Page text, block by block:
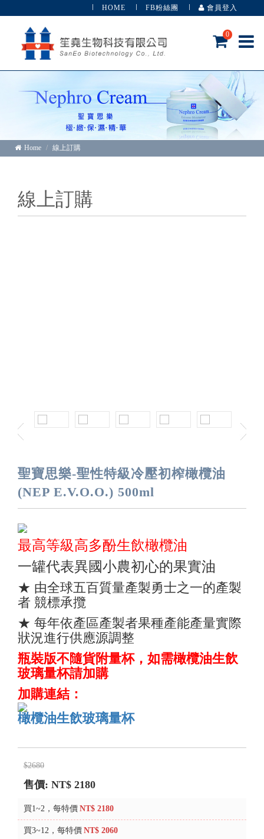
0
HOME FB粉絲團 會員登入
Home 線上訂購
線上訂購
聖寶思樂-聖性特級冷壓初榨橄欖油
(NEP E.V.O.O.) 500ml
最高等級高多酚生飲橄欖油
一罐代表異國小農初心的果實油
★ 由全球五百質量產製勇士之一的產製
者 競標承攬
★ 每年依產區產製者果種產能產量實際
狀況進行供應源調整
瓶裝版不隨貨附量杯，如需橄欖油生飲
玻璃量杯請加購
加購連結：
橄欖油生飲玻璃量杯
$2680
售價: NT$ 2180
買1~2，每特價 NT$ 2180
買3~12，每特價 NT$ 2060